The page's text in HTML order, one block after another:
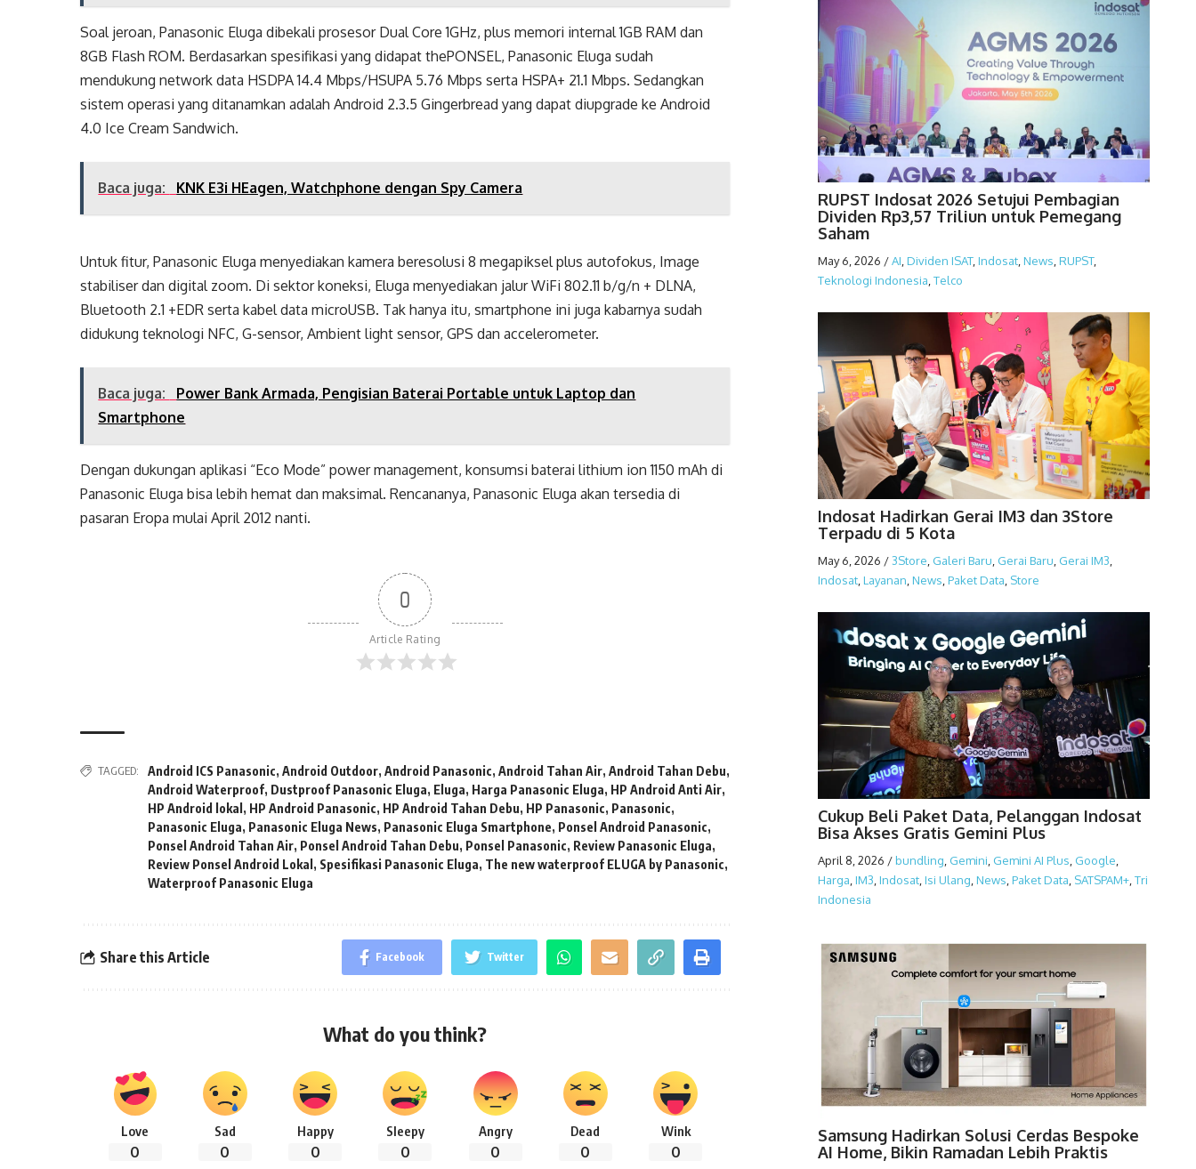
Soal jeroan, Panasonic Eluga dibekali prosesor Dual Core 1GHz, plus memori internal 1GB RAM dan
8GB Flash ROM. Berdasarkan spesifikasi yang didapat thePONSEL, Panasonic Eluga sudah
mendukung network data HSDPA 14.4 Mbps/HSUPA 5.76 Mbps serta HSPA+ 21.1 Mbps. Sedangkan
sistem operasi yang ditanamkan adalah Android 2.3.5 Gingerbread yang dapat diupgrade ke Android
4.0 Ice Cream Sandwich.
Baca juga: KNK E3i HEagen, Watchphone dengan Spy Camera
Untuk fitur, Panasonic Eluga menyediakan kamera beresolusi 8 megapiksel plus autofokus, Image
stabiliser dan digital zoom. Di sektor koneksi, Eluga menyediakan jalur WiFi 802.11 b/g/n + DLNA,
Bluetooth 2.1 +EDR serta kabel data microUSB. Tak hanya itu, smartphone ini juga kabarnya sudah
didukung teknologi NFC, G-sensor, Ambient light sensor, GPS dan accelerometer.
Baca juga:
Power Bank Armada, Pengisian Baterai Portable untuk Laptop dan
Smartphone
Dengan dukungan aplikasi “Eco Mode” power management, konsumsi baterai lithium ion 1150 mAh di
Panasonic Eluga bisa lebih hemat dan maksimal. Rencananya, Panasonic Eluga akan tersedia di
pasaran Eropa mulai April 2012 nanti.
0
Article Rating
TAGGED: Android ICS Panasonic,Android Outdoor,Android Panasonic,Android Tahan Air,Android Tahan Debu,
Android Waterproof, Dustproof Panasonic Eluga, Eluga, Harga Panasonic Eluga, HP Android Anti Air,
HP Android lokal , HP Android Panasonic, HP Android Tahan Debu, HP Panasonic, Panasonic,
Panasonic Eluga, Panasonic Eluga News, Panasonic Eluga Smartphone, Ponsel Android Panasonic,
Ponsel Android Tahan Air, Ponsel Android Tahan Debu, Ponsel Panasonic, Review Panasonic Eluga,
Review Ponsel Android Lokal , Spesifikasi Panasonic Eluga, The new waterproof ELUGA by Panasonic,
Waterproof Panasonic Eluga
Share this Article Facebook Twitter
What do you think?
Love
0
Sad
0
Happy
0
Sleepy
0
Angry
0
Dead
0
Wink
0
RUPST Indosat 2026 Setujui Pembagian
Dividen Rp3,57 Triliun untuk Pemegang
Saham
May 6, 2026 /AI,Dividen ISAT,Indosat,News,RUPST,
Teknologi Indonesia,Telco
Indosat Hadirkan Gerai IM3 dan 3Store
Terpadu di 5 Kota
May 6, 2026 /3Store, Galeri Baru, Gerai Baru, Gerai IM3,
Indosat,Layanan,News,Paket Data, Store
Cukup Beli Paket Data, Pelanggan Indosat
Bisa Akses Gratis Gemini Plus
April 8, 2026 /bundling, Gemini, Gemini AI Plus, Google,
Harga,IM3,Indosat,Isi Ulang,News,Paket Data, SATSPAM+,Tri
Indonesia
Samsung Hadirkan Solusi Cerdas Bespoke
AI Home, Bikin Ramadan Lebih Praktis